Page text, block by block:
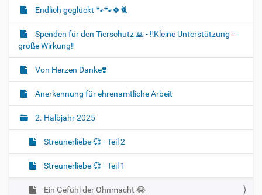
Endlich geglückt 🐾🐾🍀🐈‍
Spenden für den Tierschutz 🙏 - ‼️Kleine Unterstützung =
große Wirkung‼️
Von Herzen Danke❣️
Anerkennung für ehrenamtliche Arbeit
2. Halbjahr 2025
Streunerliebe 💞 - Teil 2
Streunerliebe 💞 - Teil 1
Ein Gefühl der Ohnmacht 😭